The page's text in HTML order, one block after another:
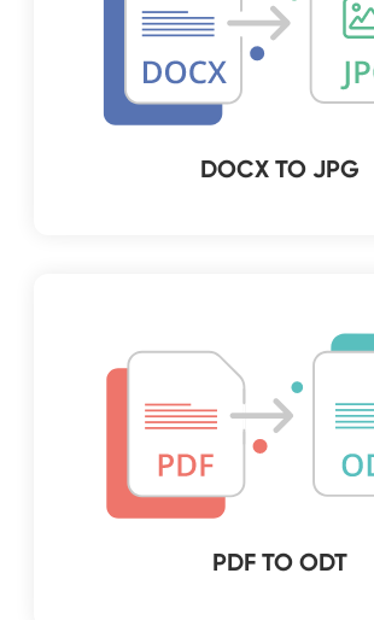
DOCX TO JPG
PDF TO ODT